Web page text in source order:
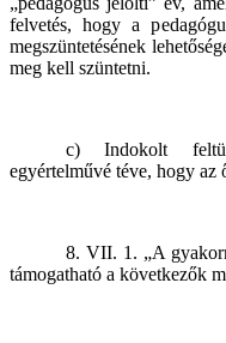
felvetés, hogy a
megszüntetésének
meg kell szüntetni.
c) Indokolt
egyértelművé téve, hogy az
8. VII. 1. „A
támogatható a következők